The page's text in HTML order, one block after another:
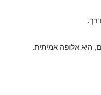
היא אלופה אמיתית.